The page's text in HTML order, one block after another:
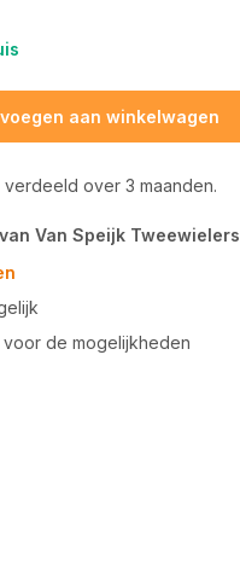
aan winkelwagen
verdeeld over 3 maanden.
Van Speijk Tweewielers
voor de mogelijkheden